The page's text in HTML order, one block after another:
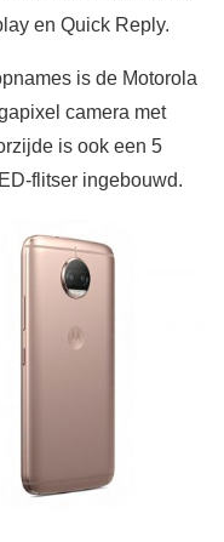
en Quick Reply.
is de Motorola
camera met
is ook een 5
flitser ingebouwd.